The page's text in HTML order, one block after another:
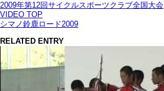
2009年第12回サイクルスポーツクラブ全国大会
VIDEO TOP
シマノ鈴鹿ロード2009
RELATED ENTRY